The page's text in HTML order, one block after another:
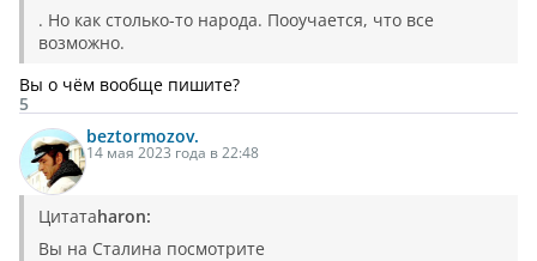
. Но как столько-то народа. Пооучается, что все
возможно.
Вы о чём вообще пишите?
5
beztormozov.
14 мая 2023 года в 22:48
Цитатаharon:
Вы на Сталина посмотрите